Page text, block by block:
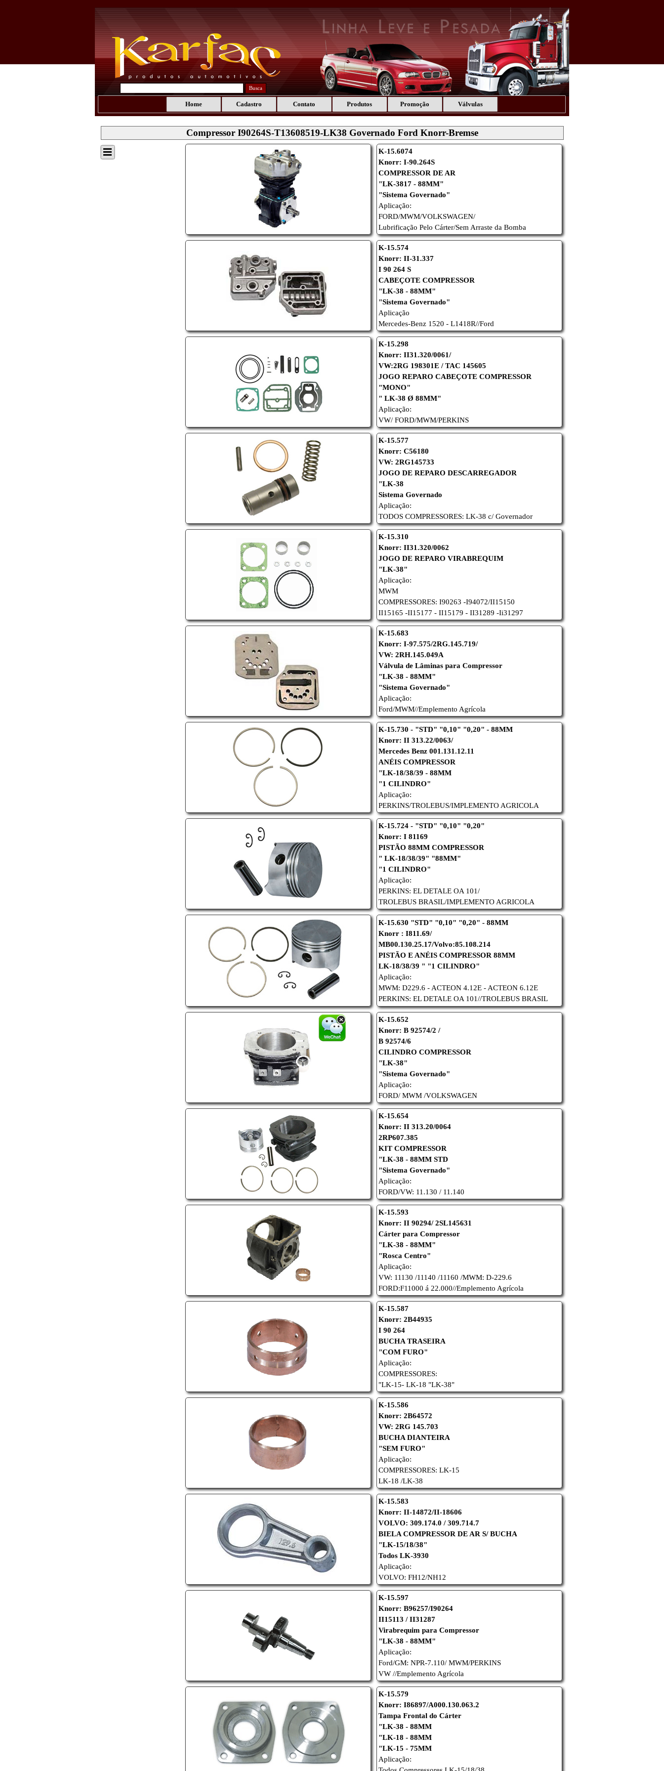
Busca
Home Cadastro Contato Produtos Promoção Válvulas
Compressor I90264S-T13608519-LK38 Governado Ford Knorr-Bremse
K-15.6074
Knorr: I-90.264S
COMPRESSOR DE AR
"LK-3817 - 88MM"
"Sistema Governado"
Aplicação:
FORD/MWM/VOLKSWAGEN/
Lubrificação Pelo Cárter/Sem Arraste da Bomba
K-15.574
Knorr: II-31.337
I 90 264 S
CABEÇOTE COMPRESSOR
"LK-38 - 88MM"
"Sistema Governado"
Aplicação
Mercedes-Benz 1520 - L1418R//Ford
K-15.298
Knorr: II31.320/0061/
VW:2RG 198301E / TAC 145605
JOGO REPARO CABEÇOTE COMPRESSOR
"MONO"
" LK-38 Ø 88MM"
Aplicação:
VW/ FORD/MWM/PERKINS
K-15.577
Knorr: C56180
VW: 2RG145733
JOGO DE REPARO DESCARREGADOR
"LK-38
Sistema Governado
Aplicação:
TODOS COMPRESSORES: LK-38 c/ Governador
K-15.310
Knorr: II31.320/0062
JOGO DE REPARO VIRABREQUIM
"LK-38"
Aplicação:
MWM
COMPRESSORES: I90263 -I94072/II15150
II15165 -II15177 - II15179 - II31289 -Ii31297
K-15.683
Knorr: I-97.575/2RG.145.719/
VW: 2RH.145.049A
Válvula de Lâminas para Compressor
"LK-38 - 88MM"
"Sistema Governado"
Aplicação:
Ford/MWM//Emplemento Agrícola
K-15.730 - "STD" "0,10" "0,20" - 88MM
Knorr: II 313.22/0063/
Mercedes Benz 001.131.12.11
ANÉIS COMPRESSOR
"LK-18/38/39 - 88MM
"1 CILINDRO"
Aplicação:
PERKINS/TROLEBUS/IMPLEMENTO AGRICOLA
K-15.724 - "STD" "0,10" "0,20"
Knorr: I 81169
PISTÃO 88MM COMPRESSOR
" LK-18/38/39" "88MM"
"1 CILINDRO"
Aplicação:
PERKINS: EL DETALE OA 101/
TROLEBUS BRASIL/IMPLEMENTO AGRICOLA
K-15.630 "STD" "0,10" "0,20" - 88MM
Knorr : I811.69/
MB00.130.25.17/Volvo:85.108.214
PISTÃO E ANÉIS COMPRESSOR 88MM
LK-18/38/39 " "1 CILINDRO"
Aplicação:
MWM: D229.6 - ACTEON 4.12E - ACTEON 6.12E
PERKINS: EL DETALE OA 101//TROLEBUS BRASIL
K-15.652
Knorr: B 92574/2 /
B 92574/6
CILINDRO COMPRESSOR
"LK-38"
"Sistema Governado"
Aplicação:
FORD/ MWM /VOLKSWAGEN
K-15.654
Knorr: II 313.20/0064
2RP607.385
KIT COMPRESSOR
"LK-38 - 88MM STD
"Sistema Governado"
Aplicação:
FORD/VW: 11.130 / 11.140
K-15.593
Knorr: II 90294/ 2SL145631
Cárter para Compressor
"LK-38 - 88MM"
"Rosca Centro"
Aplicação:
VW: 11130 /11140 /11160 /MWM: D-229.6
FORD:F11000 á 22.000//Emplemento Agrícola
K-15.587
Knorr: 2B44935
I 90 264
BUCHA TRASEIRA
"COM FURO"
Aplicação:
COMPRESSORES:
"LK-15- LK-18 "LK-38"
K-15.586
Knorr: 2B64572
VW: 2RG 145.703
BUCHA DIANTEIRA
"SEM FURO"
Aplicação:
COMPRESSORES: LK-15
LK-18 /LK-38
K-15.583
Knorr: II-14872/II-18606
VOLVO: 309.174.0 / 309.714.7
BIELA COMPRESSOR DE AR S/ BUCHA
"LK-15/18/38"
Todos LK-3930
Aplicação:
VOLVO: FH12/NH12
K-15.597
Knorr: B96257/I90264
II15113 / II31287
Virabrequim para Compressor
"LK-38 - 88MM"
Aplicação:
Ford/GM: NPR-7.110/ MWM/PERKINS
VW //Emplemento Agrícola
K-15.579
Knorr: I86897/A000.130.063.2
Tampa Frontal do Cárter
"LK-38 - 88MM
"LK-18 - 88MM
"LK-15 - 75MM
Aplicação: